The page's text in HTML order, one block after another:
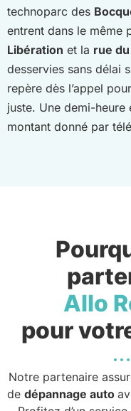
technoparc des
entrent dans le même
Libération et la rue
desservies sans délai
repère dès l’appel
juste. Une demi-
montant donné par
Allo
pour
Notre partenaire
de dépannage auto